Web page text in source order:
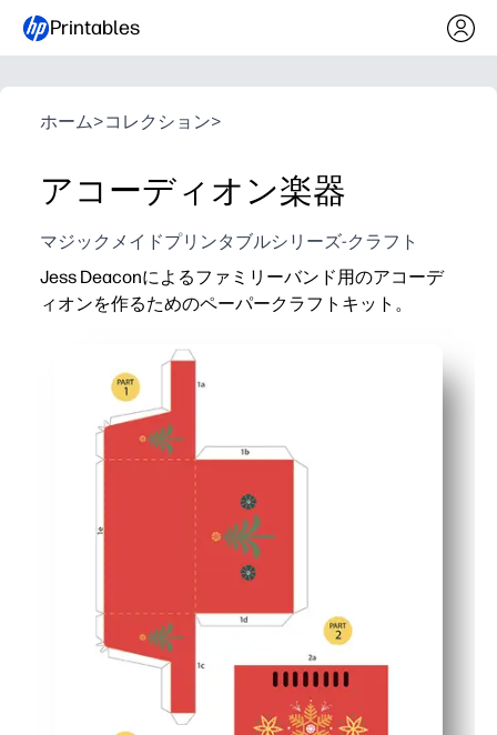
Printables
ホーム>コレクション>
アコーディオン楽器
マジックメイドプリンタブルシリーズ-クラフト
Jess Deaconによるファミリーバンド用のアコーデ
ィオンを作るためのペーパークラフトキット。
印刷と組み立ては簡単です。接着剤をカットして折
お子様の関心を引き付ける-細かい運動能力を強化し
Sneaks in STEAM-シンメトリー、模様、そしてお子
教室やご自宅ですぐに使えます。ピースは平らに収